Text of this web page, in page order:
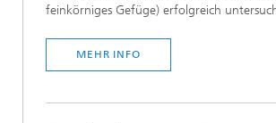
feinkörniges Gefüge) erfolgreich
MEHR INFO